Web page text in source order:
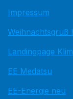
Impressum
Weihnachtsgruß
Landingpage
EE Medatsu
EE-Energie neu